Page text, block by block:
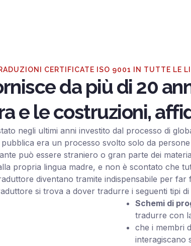
CERTIFICATE ISO 9001 IN TUTTE LE
da più di 20
e le costruzioni,
negli ultimi anni investito dal processo di
era un processo svolto solo da
può essere straniero o gran parte dei
propria lingua madre, e non è scontato che
diventano tramite indispensabile per
si trova a dover tradurre i seguenti tipi di
Schemi di
tradurre con
che i membri
interagiscano